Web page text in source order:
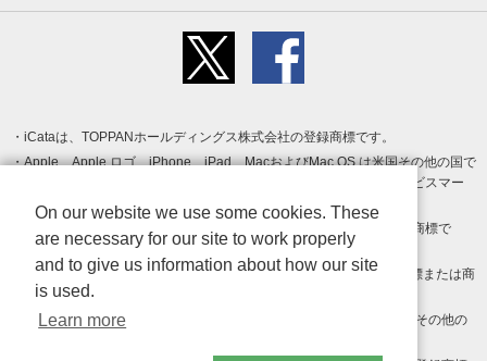
iCataは、TOPPANホールディングス株式会社の登録商標です。
Apple、Apple ロゴ、iPhone、iPad、MacおよびMac OS は米国その他の国で
登録された Apple Inc. の商標です。App Store は Apple Inc. のサービスマー
クです。
Android、Google Play および Google Play ロゴ は Google LLC の商標で
す。
Windows は Microsoft Inc.の米国およびその他の国における登録商標または商
標です。
Adobe、Adobe Reader、Adobe PDF は、Adobe Inc.の米国およびその他の
On our website we use some cookies. These
are necessary for our site to work properly
and to give us information about how our site
is used.
Learn more